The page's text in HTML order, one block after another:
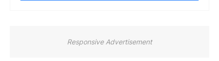
Responsive Advertisement